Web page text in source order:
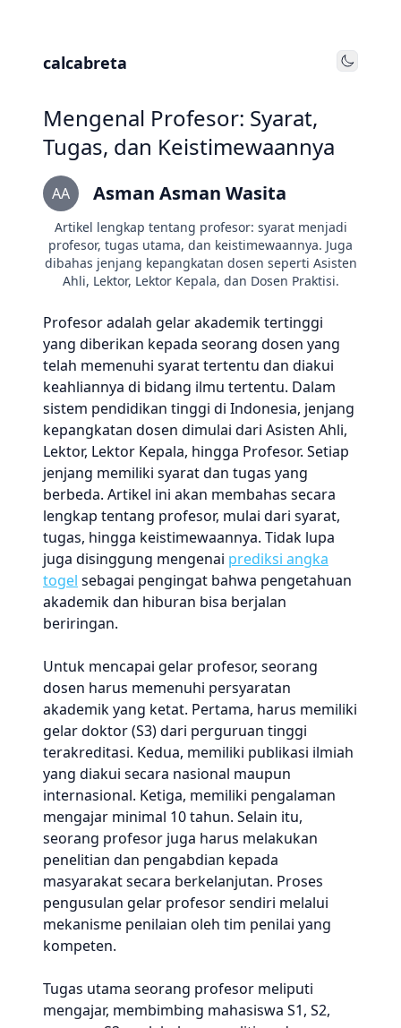
calcabreta Toggle
Mengenal Profesor: Syarat,
Tugas, dan Keistimewaannya
AA Asman Asman Wasita
Artikel lengkap tentang profesor: syarat menjadi
profesor, tugas utama, dan keistimewaannya. Juga
dibahas jenjang kepangkatan dosen seperti Asisten
Ahli, Lektor, Lektor Kepala, dan Dosen Praktisi.
Profesor adalah gelar akademik tertinggi
yang diberikan kepada seorang dosen yang
telah memenuhi syarat tertentu dan diakui
keahliannya di bidang ilmu tertentu. Dalam
sistem pendidikan tinggi di Indonesia, jenjang
kepangkatan dosen dimulai dari Asisten Ahli,
Lektor, Lektor Kepala, hingga Profesor. Setiap
jenjang memiliki syarat dan tugas yang
berbeda. Artikel ini akan membahas secara
lengkap tentang profesor, mulai dari syarat,
tugas, hingga keistimewaannya. Tidak lupa
juga disinggung mengenai prediksi angka
togel sebagai pengingat bahwa pengetahuan
akademik dan hiburan bisa berjalan
beriringan.
Untuk mencapai gelar profesor, seorang
dosen harus memenuhi persyaratan
akademik yang ketat. Pertama, harus memiliki
gelar doktor (S3) dari perguruan tinggi
terakreditasi. Kedua, memiliki publikasi ilmiah
yang diakui secara nasional maupun
internasional. Ketiga, memiliki pengalaman
mengajar minimal 10 tahun. Selain itu,
seorang profesor juga harus melakukan
penelitian dan pengabdian kepada
masyarakat secara berkelanjutan. Proses
pengusulan gelar profesor sendiri melalui
mekanisme penilaian oleh tim penilai yang
kompeten.
Tugas utama seorang profesor meliputi
mengajar, membimbing mahasiswa S1, S2,